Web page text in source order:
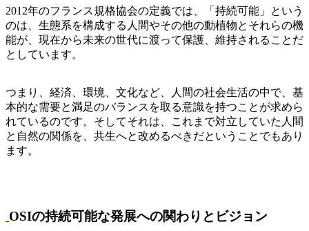
2012年のフランス規格協会の定義では、「持続可能」という
のは、生態系を構成する人間やその他の動植物とそれらの機
能が、現在から未来の世代に渡って保護、維持されることだ
としています。
つまり、経済、環境、文化など、人間の社会生活の中で、基
本的な需要と満足のバランスを取る意識を持つことが求めら
れているのです。そしてそれは、これまで対立していた人間
と自然の関係を、共生へと改めるべきだということでもあり
ます。
OSIの持続可能な発展への関わりとビジョン